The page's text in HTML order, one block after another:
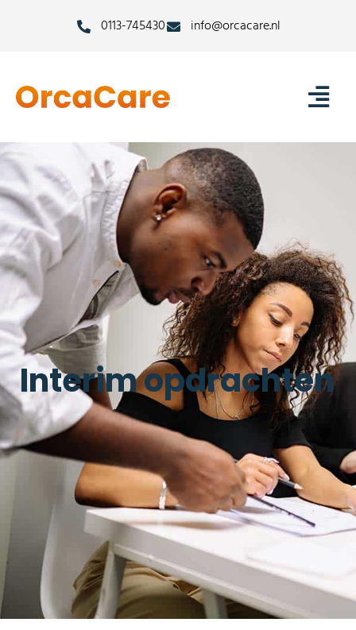
0113-745430 info@orcacare.nl
Interim opdrachten